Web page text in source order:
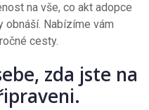
na vše, co akt adopce
Nabízíme vám
cesty.
zda jste na